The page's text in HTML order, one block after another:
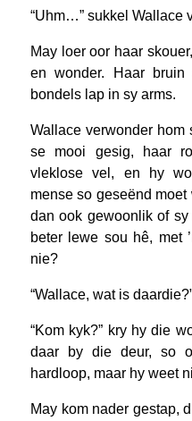
“Uhm…” sukkel Wallace
May loer oor haar
en wonder. Haar
bondels lap in sy arms.
Wallace verwonder hom
se mooi gesig, haar
vleklose vel, en hy
mense so geseënd
dan ook gewoonlik of sy
beter lewe sou hê, met
nie?
“Wallace, wat is
“Kom kyk?” kry hy die
daar by die deur, so
hardloop, maar hy weet
May kom nader gestap,